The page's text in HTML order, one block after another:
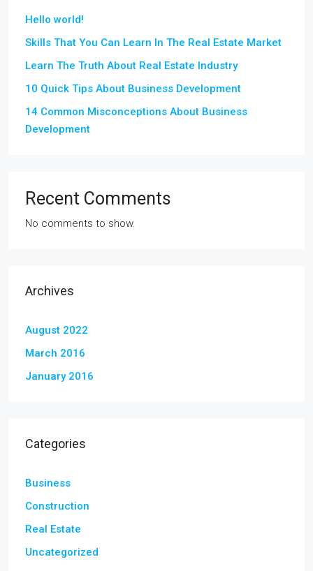
Hello world!
Skills That You Can Learn In The Real Estate Market
Learn The Truth About Real Estate Industry
10 Quick Tips About Business Development
14 Common Misconceptions About Business
Development
Recent Comments
No comments to show.
Archives
August 2022
March 2016
January 2016
Categories
Business
Construction
Real Estate
Uncategorized